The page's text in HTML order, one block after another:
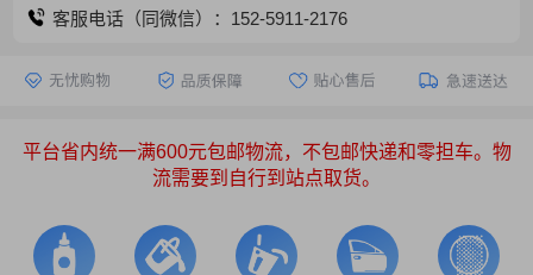
客服电话（同微信）：152-5911-2176
平台省内统一满600元包邮物流，不包邮快递和零担车。物
流需要到自行到站点取货。